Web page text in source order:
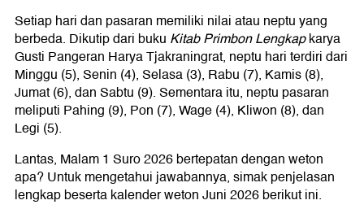
Setiap hari dan pasaran memiliki nilai atau neptu yang
berbeda. Dikutip dari buku Kitab Primbon Lengkapkarya
Gusti Pangeran Harya Tjakraningrat, neptu hari terdiri dari
Minggu (5), Senin (4), Selasa (3), Rabu (7), Kamis (8),
Jumat (6), dan Sabtu (9). Sementara itu, neptu pasaran
meliputi Pahing (9), Pon (7), Wage (4), Kliwon (8), dan
Legi (5).
Lantas, Malam 1 Suro 2026 bertepatan dengan weton
apa? Untuk mengetahui jawabannya, simak penjelasan
lengkap beserta kalender weton Juni 2026 berikut ini.